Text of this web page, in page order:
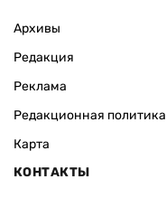
Архивы
Редакция
Реклама
Редакционная политика
Карта
КОНТАКТЫ